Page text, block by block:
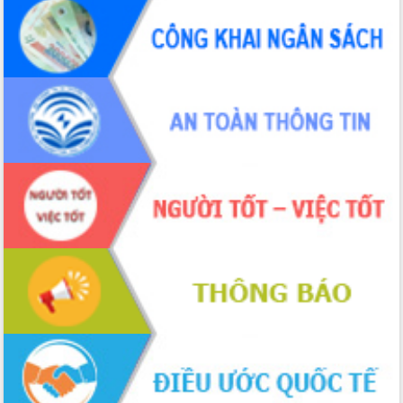
Hội thảo khoa học “Giải pháp thúc đẩy
phát triển nền kinh tế xanh tại tỉnh
Đắk Lắk”
Tăng cường giám sát, đôn đốc thực
hiện nhiệm vụ quản lý tài sản công
hàng tuần
Tháo gỡ những vướng mắc, đẩy mạnh
công tác cải cách thủ tục hành chính
tại Trung tâm Phục vụ hành chính
công tỉnh
Đắk Lắk: Tôn vinh 46 giải pháp tại Hội
thi Sáng tạo Kỹ thuật 2024 - 2025
Đắk Lắk rà soát, điều chỉnh Đề án 190
về phát triển nuôi trồng thủy sản
Phó Chủ tịch UBND tỉnh Đắk Lắk
Trương Công Thái kiểm tra thực địa
Dự án cao tốc Khánh Hòa - Buôn Ma
Thuột
Định vị cà phê Việt Nam như một “di
sản sống” trong dòng chảy toàn cầu